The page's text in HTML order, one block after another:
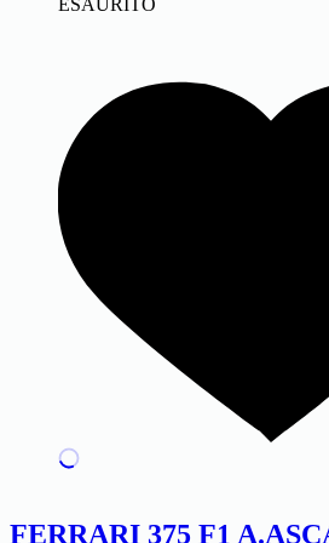
FERRARI 375 F1